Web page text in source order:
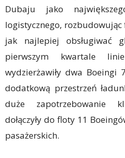
Dubaju jako
logistycznego, rozbudowując
jak najlepiej obsługiwać
pierwszym kwartale
wydzierżawiły dwa Boeingi
dodatkową przestrzeń
duże zapotrzebowanie
dołączyły do floty 11
pasażerskich.